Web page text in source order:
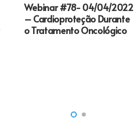
Webinar #78- 04/04/2022
– Cardioproteção Durante
o Tratamento Oncológico